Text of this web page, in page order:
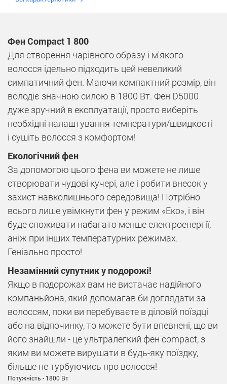
Фен Compact 1 800
Для створення чарівного образу і м'якого
волосся ідельно підходить цей невеликий
симпатичний фен. Маючи компактний розмір, він
володіє значною силою в 1800 Вт. Фен D5000
дуже зручний в експлуатації, просто виберіть
необхідні налаштування температури/швидкості -
і сушіть волосся з комфортом!
Екологічний фен
За допомогою цього фена ви можете не лише
створювати чудові кучері, але і робити внесок у
захист навколишнього середовища! Потрібно
всього лише увімкнути фен у режим «Еко», і він
буде споживати набагато менше електроенергії,
аніж при інших температурних режимах.
Геніально просто!
Незамінний супутник у подорожі!
Якщо в подорожах вам не вистачає надійного
компаньйона, який допомагав би доглядати за
волоссям, поки ви перебуваєте в діловій поїздці
або на відпочинку, то можете бути впевнені, що ви
його знайшли - це ультралегкий фен compact, з
яким ви можете вирушати в будь-яку поїздку,
більше не турбуючись про волосся!
Потужність - 1800 Вт